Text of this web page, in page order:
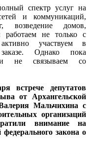
спектр услуг на
и коммуникаций,
возведение домов,
работаем не только с
участвуем в
Однако пока
не связываем со
встрече депутатов
от Архангельской
Мальчихина с
организаций
внимание на
закона о